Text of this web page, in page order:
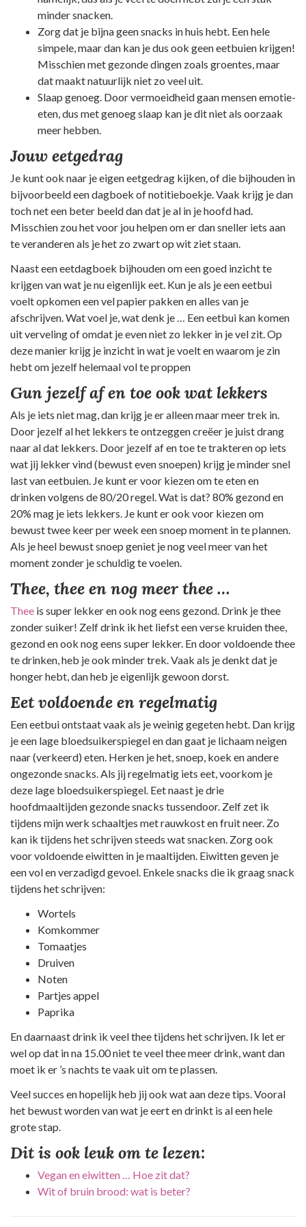
minder snacken.
Zorg dat je bijna geen snacks in huis hebt. Een hele
simpele, maar dan kan je dus ook geen eetbuien krijgen!
Misschien met gezonde dingen zoals groentes, maar
dat maakt natuurlijk niet zo veel uit.
Slaap genoeg. Door vermoeidheid gaan mensen emotie-
eten, dus met genoeg slaap kan je dit niet als oorzaak
meer hebben.
Jouw eetgedrag
Je kunt ook naar je eigen eetgedrag kijken, of die bijhouden in
bijvoorbeeld een dagboek of notitieboekje. Vaak krijg je dan
toch net een beter beeld dan dat je al in je hoofd had.
Misschien zou het voor jou helpen om er dan sneller iets aan
te veranderen als je het zo zwart op wit ziet staan.
Naast een eetdagboek bijhouden om een goed inzicht te
krijgen van wat je nu eigenlijk eet. Kun je als je een eetbui
voelt opkomen een vel papier pakken en alles van je
afschrijven. Wat voel je, wat denk je … Een eetbui kan komen
uit verveling of omdat je even niet zo lekker in je vel zit. Op
deze manier krijg je inzicht in wat je voelt en waarom je zin
hebt om jezelf helemaal vol te proppen
Gun jezelf af en toe ook wat lekkers
Als je iets niet mag, dan krijg je er alleen maar meer trek in.
Door jezelf al het lekkers te ontzeggen creëer je juist drang
naar al dat lekkers. Door jezelf af en toe te trakteren op iets
wat jij lekker vind (bewust even snoepen) krijg je minder snel
last van eetbuien. Je kunt er voor kiezen om te eten en
drinken volgens de 80/20 regel. Wat is dat? 80% gezond en
20% mag je iets lekkers. Je kunt er ook voor kiezen om
bewust twee keer per week een snoep moment in te plannen.
Als je heel bewust snoep geniet je nog veel meer van het
moment zonder je schuldig te voelen.
Thee, thee en nog meer thee …
Thee is super lekker en ook nog eens gezond. Drink je thee
zonder suiker! Zelf drink ik het liefst een verse kruiden thee,
gezond en ook nog eens super lekker. En door voldoende thee
te drinken, heb je ook minder trek. Vaak als je denkt dat je
honger hebt, dan heb je eigenlijk gewoon dorst.
Eet voldoende en regelmatig
Een eetbui ontstaat vaak als je weinig gegeten hebt. Dan krijg
je een lage bloedsuikerspiegel en dan gaat je lichaam neigen
naar (verkeerd) eten. Herken je het, snoep, koek en andere
ongezonde snacks. Als jij regelmatig iets eet, voorkom je
deze lage bloedsuikerspiegel. Eet naast je drie
hoofdmaaltijden gezonde snacks tussendoor. Zelf zet ik
tijdens mijn werk schaaltjes met rauwkost en fruit neer. Zo
kan ik tijdens het schrijven steeds wat snacken. Zorg ook
voor voldoende eiwitten in je maaltijden. Eiwitten geven je
een vol en verzadigd gevoel. Enkele snacks die ik graag snack
tijdens het schrijven:
Wortels
Komkommer
Tomaatjes
Druiven
Noten
Partjes appel
Paprika
En daarnaast drink ik veel thee tijdens het schrijven. Ik let er
wel op dat in na 15.00 niet te veel thee meer drink, want dan
moet ik er ’s nachts te vaak uit om te plassen.
Veel succes en hopelijk heb jij ook wat aan deze tips. Vooral
het bewust worden van wat je eert en drinkt is al een hele
grote stap.
Dit is ook leuk om te lezen:
Vegan en eiwitten … Hoe zit dat?
Wit of bruin brood: wat is beter?